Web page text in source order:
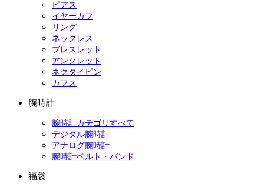
ピアス
イヤーカフ
リング
ネックレス
ブレスレット
アンクレット
ネクタイピン
カフス
腕時計
腕時計カテゴリすべて
デジタル腕時計
アナログ腕時計
腕時計ベルト・バンド
福袋